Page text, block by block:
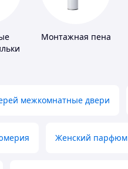
Монтажная пена
межкомнатные двери
Женский парфюм